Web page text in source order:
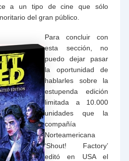
a un tipo de cine que sólo
del gran público.
Para concluir con
esta sección, no
puedo dejar pasar
la oportunidad de
hablarles sobre la
estupenda edición
limitada a 10.000
unidades que la
compañía
Norteamericana
‘Shout! Factory’
editó en USA el